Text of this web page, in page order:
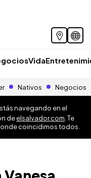
Vida
Nativos Negocios
navegando en el
deelsalvador.com . Te
coincidimos todos.